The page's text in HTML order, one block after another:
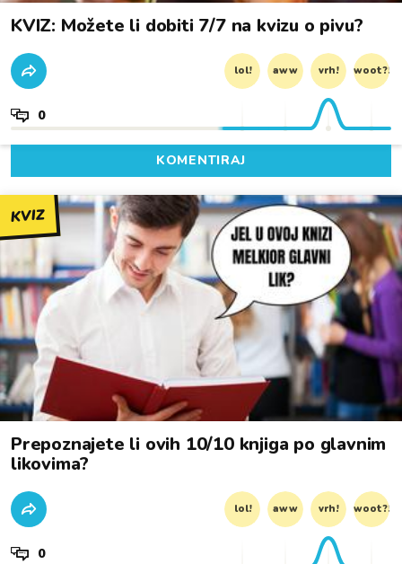
KVIZ: Možete li dobiti 7/7 na kvizu o pivu?
lol! aww vrh! woot?!
0
KOMENTIRAJ
KVIZ
Prepoznajete li ovih 10/10 knjiga po glavnim
likovima?
lol! aww vrh! woot?!
0